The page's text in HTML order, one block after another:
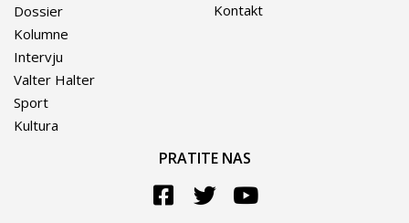
Dossier
Kolumne
Intervju
Valter Halter
Sport
Kultura
Kontakt
PRATITE NAS